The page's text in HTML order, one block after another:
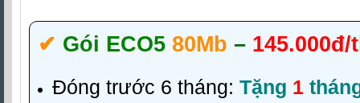
✔‎ Gói ECO5 80Mb – 145.000đ/
Đóng trước 6 tháng: Tặng 1